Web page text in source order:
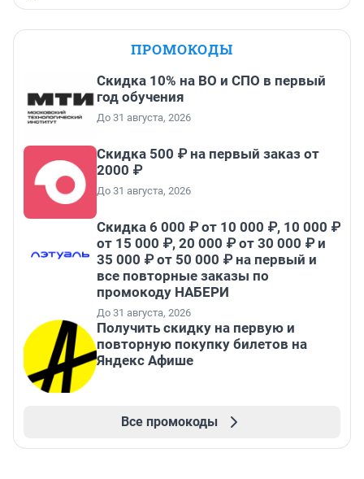
ПРОМОКОДЫ
Скидка 10% на ВО и СПО в первый
год обучения
До 31 августа, 2026
Скидка 500 ₽ на первый заказ от
2000 ₽
До 31 августа, 2026
Скидка 6 000 ₽ от 10 000 ₽, 10 000 ₽
от 15 000 ₽, 20 000 ₽ от 30 000 ₽ и
35 000 ₽ от 50 000 ₽ на первый и
все повторные заказы по
промокоду НАБЕРИ
До 31 августа, 2026
Получить скидку на первую и
повторную покупку билетов на
Яндекс Афише
Все промокоды